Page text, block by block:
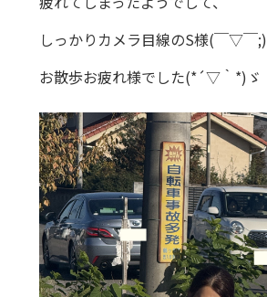
しっかりカメラ目線のS様(￣▽￣;)
お散歩お疲れ様でした(*´▽｀*)ゞ